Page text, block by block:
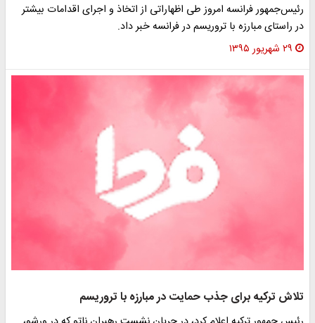
رئیس‌جمهور فرانسه امروز طی اظهاراتی از اتخاذ و اجرای اقدامات بیشتر
در راستای مبارزه با تروریسم در فرانسه خبر داد.
۲۹ شهریور ۱۳۹۵
تلاش ترکیه برای جذب حمایت در مبارزه با تروریسم